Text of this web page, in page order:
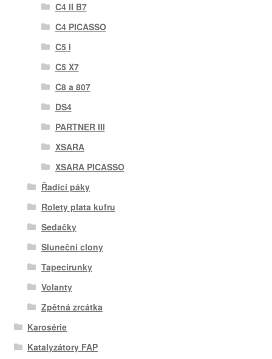
C4 II B7
C4 PICASSO
C5 I
C5 X7
C8 a 807
DS4
PARTNER III
XSARA
XSARA PICASSO
Řadící páky
Rolety plata kufru
Sedačky
Sluneční clony
Tapecírunky
Volanty
Zpětná zrcátka
Karosérie
Katalyzátory FAP